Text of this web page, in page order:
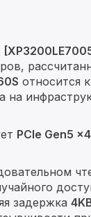
относится к
на
PCIe Gen5 x4
задержка